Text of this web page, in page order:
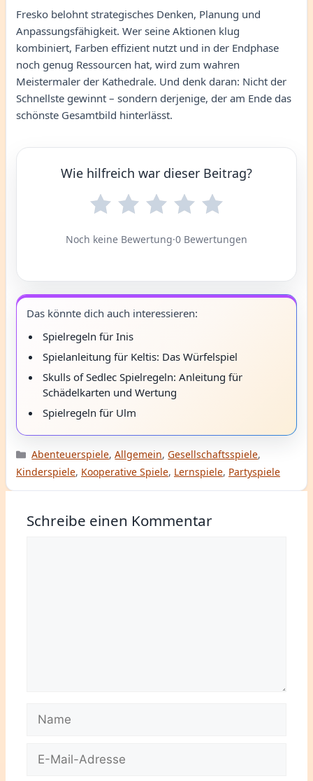
Fresko belohnt strategisches Denken, Planung und
Anpassungsfähigkeit. Wer seine Aktionen klug
kombiniert, Farben effizient nutzt und in der Endphase
noch genug Ressourcen hat, wird zum wahren
Meistermaler der Kathedrale. Und denk daran: Nicht der
Schnellste gewinnt – sondern derjenige, der am Ende das
schönste Gesamtbild hinterlässt.
Wie hilfreich war dieser Beitrag?
Noch keine Bewertung·0 Bewertungen
Das könnte dich auch interessieren:
Spielregeln für Inis
Spielanleitung für Keltis: Das Würfelspiel
Skulls of Sedlec Spielregeln: Anleitung für
Schädelkarten und Wertung
Spielregeln für Ulm
Kategorien
Abenteuerspiele,Allgemein,Gesellschaftsspiele,
Kinderspiele, Kooperative Spiele, Lernspiele, Partyspiele
Schreibe einen Kommentar
Name
Mail-